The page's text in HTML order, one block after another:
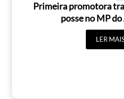
Primeira promotora
posse no MP
LER